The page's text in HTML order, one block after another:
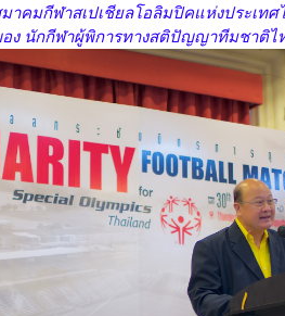
าคมกีฬาสเปเชียลโอลิมปิคแห่งประเทศ
อง นักกีฬาผู้พิการทางสติปัญญาทีมชาติไ